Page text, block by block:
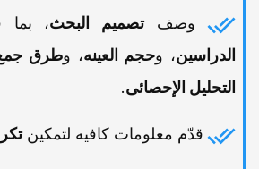
وصفتصمیم البحث،
الدراسین، وحجم العینه، وطرق جمع
التحلیل الإحصائی.
قدّم معلومات کافیه لتمکین